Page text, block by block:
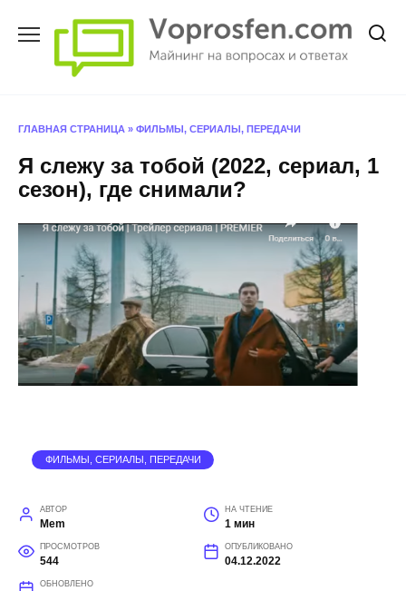
ГЛАВНАЯ СТРАНИЦА » ФИЛЬМЫ, СЕРИАЛЫ, ПЕРЕДАЧИ
Я слежу за тобой (2022, сериал, 1
сезон), где снимали?
ФИЛЬМЫ, СЕРИАЛЫ, ПЕРЕДАЧИ
АВТОР
Mem
НА ЧТЕНИЕ
1 мин
ПРОСМОТРОВ
544
ОПУБЛИКОВАНО
04.12.2022
ОБНОВЛЕНО